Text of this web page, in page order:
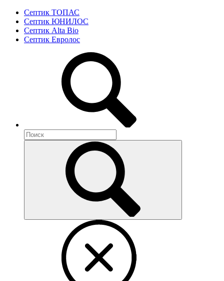
Септик ТОПАС
Септик ЮНИЛОС
Септик Alta Bio
Септик Евролос